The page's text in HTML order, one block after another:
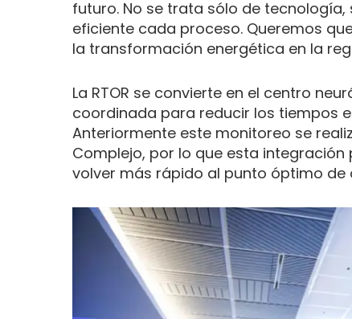
futuro. No se trata sólo de
eficiente cada proceso. Queremos
la transformación energética en la
La RTOR se convierte en el centro
coordinada para reducir los tiempos
Anteriormente este monitoreo se
Complejo, por lo que esta
volver más rápido al punto óptimo de